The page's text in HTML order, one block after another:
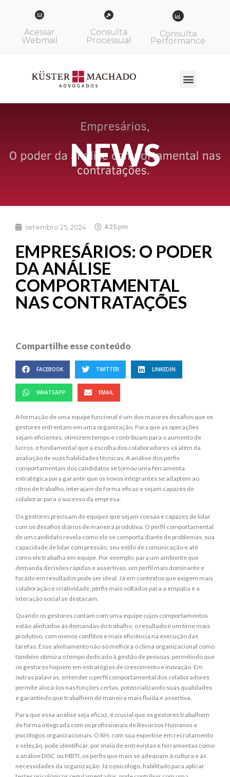
Acessar
Webmail
Consulta
Processual
Consulta
Performance
NEWS
setembro 25, 2024 4:25 pm
EMPRESÁRIOS: O PODER
DA ANÁLISE
COMPORTAMENTAL
NAS CONTRATAÇÕES
Compartilhe esse conteúdo
FACEBOOK TWITTER LINKEDIN
WHATSAPP EMAIL
A formação de uma equipe funcional é um dos maiores desafios que os
gestores enfrentam em uma organização. Para que as operações
sejam eficientes, otimizem tempo e contribuam para o aumento de
lucros, é fundamental que a escolha dos colaboradores vá além da
avaliação de suas habilidades técnicas. A análise dos perfis
comportamentais dos candidatos se tornou uma ferramenta
estratégica para garantir que os novos integrantes se adaptem ao
ritmo de trabalho, interajam de forma eficaz e sejam capazes de
colaborar para o sucesso da empresa.
Os gestores precisam de equipes que sejam coesas e capazes de lidar
com os desafios diários de maneira produtiva. O perfil comportamental
de um candidato revela como ele se comporta diante de problemas, sua
capacidade de lidar com pressão, seu estilo de comunicação e até
como ele trabalha em equipe. Por exemplo, para um ambiente que
demanda decisões rápidas e assertivas, um perfil mais dominante e
focado em resultados pode ser ideal. Já em contextos que exigem mais
colaboração e criatividade, perfis mais voltados para a empatia e a
interação social se destacam.
Quando os gestores contam com uma equipe cujos comportamentos
estão alinhados às demandas do trabalho, o resultado é um time mais
produtivo, com menos conflitos e mais eficiência na execução das
tarefas. Esse alinhamento não só melhora o clima organizacional como
também otimiza o tempo dedicado à gestão de pessoas, permitindo que
os gestores foquem em estratégias de crescimento e inovação. Em
outras palavras, entender o perfil comportamental dos colaboradores
permite alocá-los nas funções certas, potencializando suas qualidades
e garantindo que trabalhem de maneira mais fluida e assertiva.
Para que essa análise seja eficaz, é crucial que os gestores trabalhem
de forma integrada com os profissionais de Recursos Humanos e
psicólogos organizacionais. O RH, com sua expertise em recrutamento
e seleção, pode identificar, por meio de entrevistas e ferramentas como
a análise DISC ou MBTI, os perfis que mais se adequam à cultura e às
necessidades da organização. Já o psicólogo, habilitado para aplicar